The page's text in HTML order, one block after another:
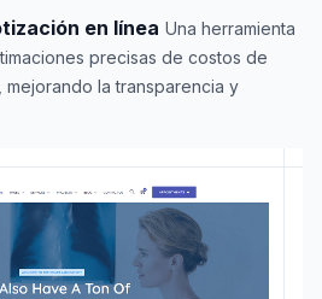
en línea Una herramienta
precisas de costos de
la transparencia y